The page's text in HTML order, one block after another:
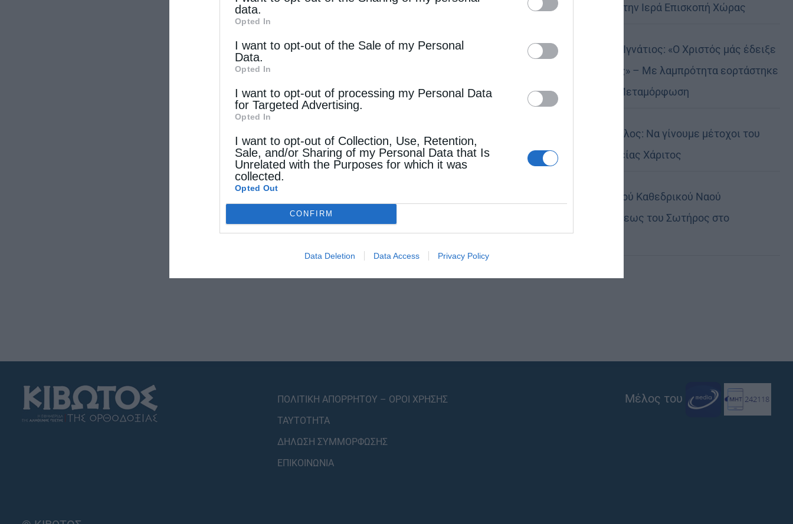
data.
Opted In
I want to opt-out of the Sale of my Personal
Data.
Opted In
I want to opt-out of processing my Personal Data
for Targeted Advertising.
Opted In
I want to opt-out of Collection, Use, Retention,
Sale, and/or Sharing of my Personal Data that Is
Unrelated with the Purposes for which it was
collected.
Opted Out
CONFIRM
Data Deletion Data Access Privacy Policy
Αυστραλίας στην Ιερά Επισκοπή Χώρας
Δημητριάδος Ιγνάτιος: «Ο Χριστός μάς έδειξε
το μέλλον μας» – Με λαμπρότητα εορτάστηκε
στον Βόλο η Μεταμόρφωση
Κορίνθου Παύλος: Να γίνουμε μέτοχοι του
φωτός της Θείας Χάριτος
Πανήγυρη Ιερού Καθεδρικού Ναού
Μεταμορφώσεως του Σωτήρος στο
ΠΟΛΙΤΙΚΗ ΑΠΟΡΡΗΤΟΥ – ΟΡΟΙ ΧΡΗΣΗΣ
ΤΑΥΤΟΤΗΤΑ
ΔΗΛΩΣΗ ΣΥΜΜΟΡΦΩΣΗΣ
ΕΠΙΚΟΙΝΩΝΙΑ
Μέλος του